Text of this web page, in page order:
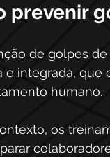
prevenir
de golpes
e integrada, que
humano.
os